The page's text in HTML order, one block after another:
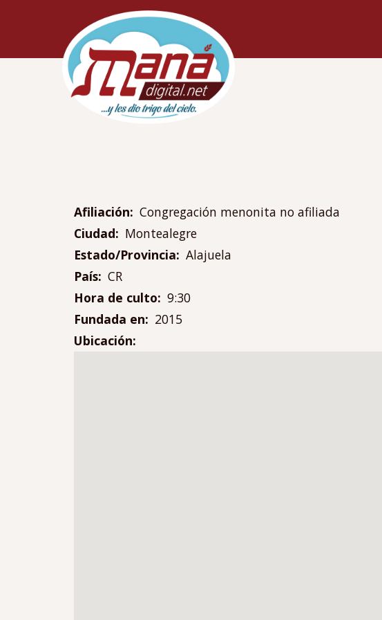
Afiliación
Congregación menonita no afiliada
Ciudad
Montealegre
Estado/Provincia
Alajuela
País CR
Hora de culto
9:30
Fundada en
2015
Ubicación